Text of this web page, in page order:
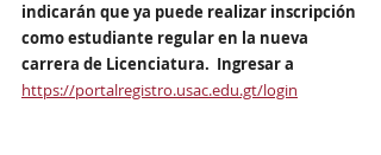
indicarán que ya puede realizar inscripción
como estudiante regular en la nueva
carrera de Licenciatura.  Ingresar a
https://portalregistro.usac.edu.gt/login